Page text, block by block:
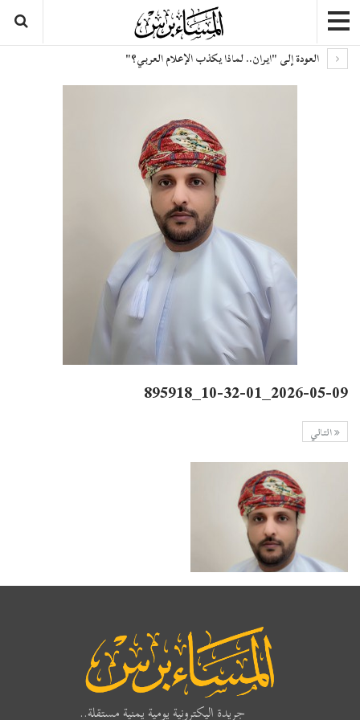
العودة إلى "ايران.. لماذا يكذب الإعلام العربي؟"
2026-05-09_10-32-01_895918
التالي
جريدة اليكترونية يومية يمنية مستقلة..